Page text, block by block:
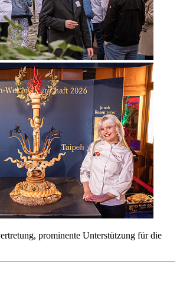
prominente Unterstützung für die